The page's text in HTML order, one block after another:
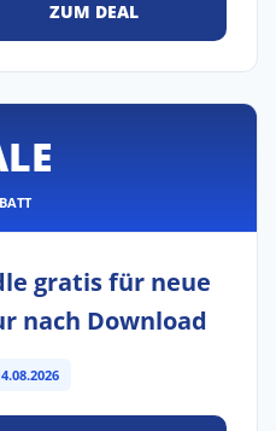
ZUM DEAL
gratis für neue
nach Download